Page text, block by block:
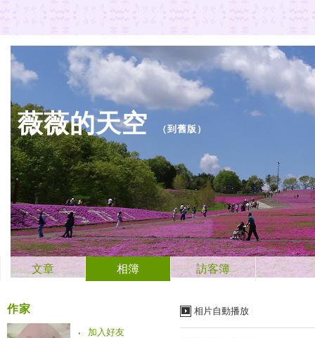
薇薇的天空 （到舊版 ）
文章 相簿 訪客簿
相片自動播放
作家
加入好友